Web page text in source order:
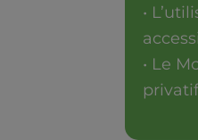
•
• Le